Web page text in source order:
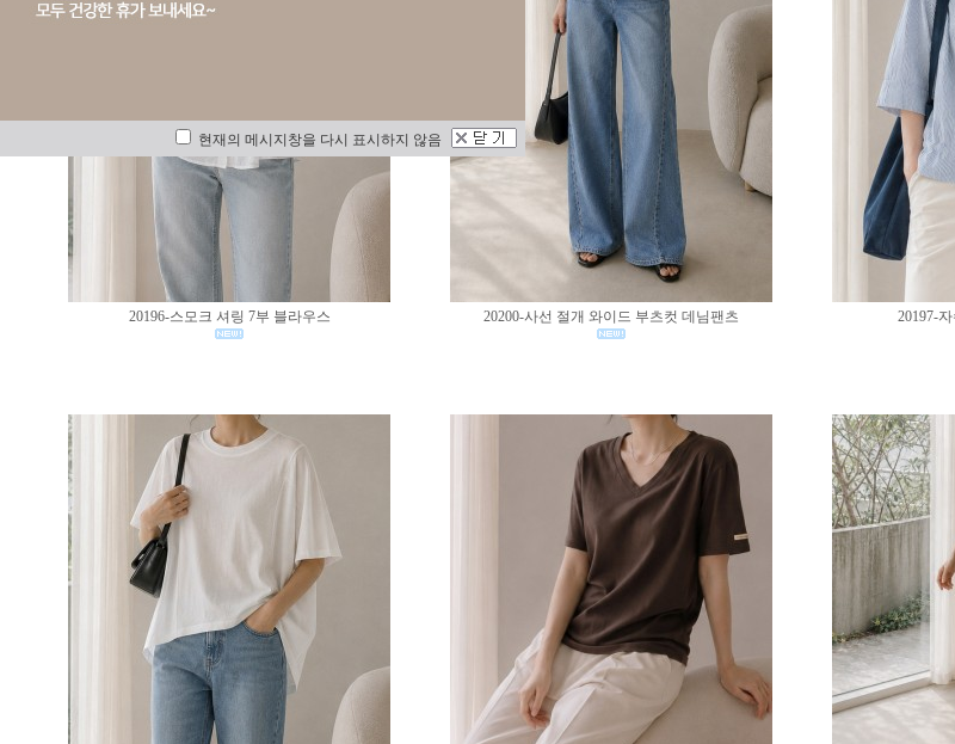
20196-스모크 셔링 7부 블라우스 20200-사선 절개 와이드 부츠컷 데님팬츠 20197-
현재의 메시지창을 다시 표시하지 않음